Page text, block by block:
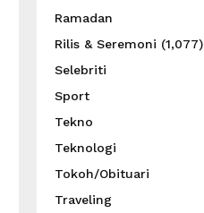
Ramadan
Rilis & Seremoni (1,077)
Selebriti
Sport
Tekno
Teknologi
Tokoh/Obituari
Traveling